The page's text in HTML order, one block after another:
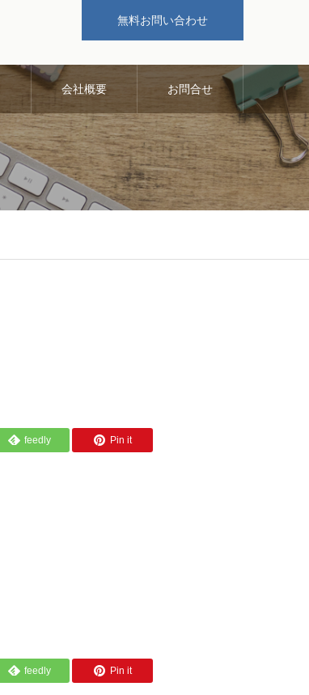
無料お問い合わせ
会社概要 お問合せ
feedly Pin it
feedly Pin it